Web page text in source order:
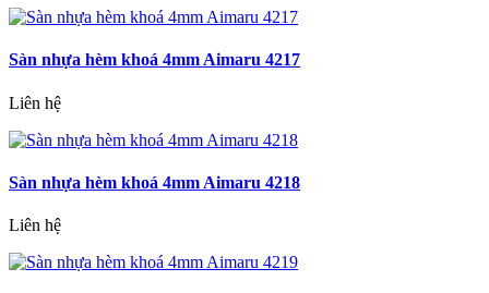
Sàn nhựa hèm khoá 4mm Aimaru 4217
Liên hệ
Sàn nhựa hèm khoá 4mm Aimaru 4218
Liên hệ